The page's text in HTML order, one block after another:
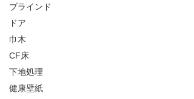
ブラインド
ドア
巾木
CF床
下地処理
健康壁紙